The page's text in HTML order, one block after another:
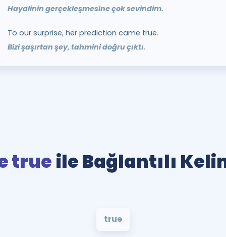
Hayalinin gerçekleşmesine çok sevindim.
To our surprise, her prediction came true.
Bizi şaşırtan şey, tahmini doğru çıktı.
true ile Bağlantılı
true